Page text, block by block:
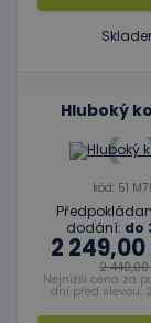
Hluboký
kód: 51
dodání: do
2 249,00
2 440,00
Nejnižší cena za
dní před slevou: